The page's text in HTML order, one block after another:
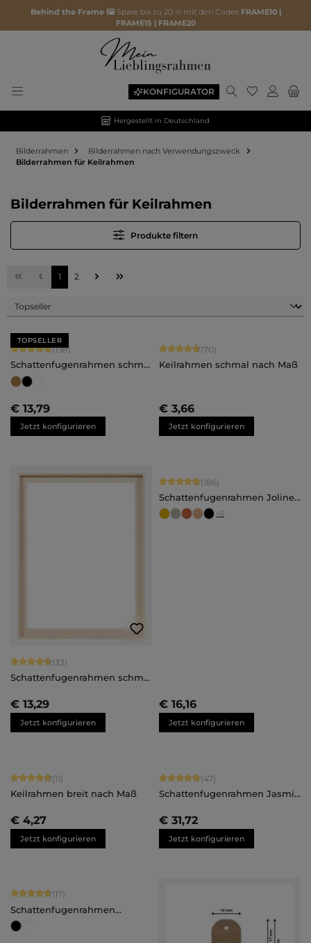
Behind the Frame 🖼️ Spare bis zu 20 % mit den Codes FRAME10 |
FRAME15 | FRAME20
KONFIGURATOR Du hast 0
Hergestellt in Deutschland
Bilderrahmen
Bilderrahmen nach Verwendungszweck
Bilderrahmen für Keilrahmen
Bilderrahmen für Keilrahmen
Produkte filtern
Seite
1 Seite
2
TOPSELLER
Durchschnittliche Bewertung von 4.88 von 5 Sternen
(198)
Schattenfugenrahmen schmal
Julia - nach Maß
€ 13,79
Jetzt konfigurieren
Durchschnittliche Bewertung von
(70)
Keilrahmen schmal nach Maß
€ 3,66
Jetzt konfigurieren
Durchschnittliche Bewertung von 4.82 von 5 Sternen
(33)
Schattenfugenrahmen schmal
€ 13,29
Jetzt konfigurieren
Durchschnittliche Bewertung von
(186)
Schattenfugenrahmen Joline -
nach Maß
+6
€ 16,16
Jetzt konfigurieren
Durchschnittliche Bewertung von 4.82 von 5 Sternen
(11)
Keilrahmen breit nach Maß
€ 4,27
Jetzt konfigurieren
Durchschnittliche Bewertung von
(47)
Schattenfugenrahmen Jasmin
€ 31,72
Jetzt konfigurieren
Durchschnittliche Bewertung von 4.82 von 5 Sternen
(17)
Schattenfugenrahmen
Johanna - nach Maß